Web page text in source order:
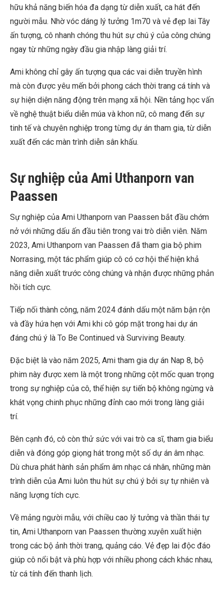
hữu khả năng biến hóa đa dạng từ diễn xuất, ca hát đến
người mẫu. Nhờ vóc dáng lý tưởng 1m70 và vẻ đẹp lai Tây
ấn tượng, cô nhanh chóng thu hút sự chú ý của công chúng
ngay từ những ngày đầu gia nhập làng giải trí.
Ami không chỉ gây ấn tượng qua các vai diễn truyền hình
mà còn được yêu mến bởi phong cách thời trang cá tính và
sự hiện diện năng động trên mạng xã hội. Nền tảng học vấn
về nghệ thuật biểu diễn múa và khon nữ, cô mang đến sự
tinh tế và chuyên nghiệp trong từng dự án tham gia, từ diễn
xuất đến các màn trình diễn sân khấu.
Sự nghiệp của Ami Uthanporn van
Paassen
Sự nghiệp của Ami Uthanporn van Paassen bắt đầu chớm
nở với những dấu ấn đầu tiên trong vai trò diễn viên. Năm
2023, Ami Uthanporn van Paassen đã tham gia bộ phim
Norrasing, một tác phẩm giúp cô có cơ hội thể hiện khả
năng diễn xuất trước công chúng và nhận được những phản
hồi tích cực.
Tiếp nối thành công, năm 2024 đánh dấu một năm bận rộn
và đầy hứa hẹn với Ami khi cô góp mặt trong hai dự án
đáng chú ý là To Be Continued và Surviving Beauty.
Đặc biệt là vào năm 2025, Ami tham gia dự án Nap 8, bộ
phim này được xem là một trong những cột mốc quan trọng
trong sự nghiệp của cô, thể hiện sự tiến bộ không ngừng và
khát vọng chinh phục những đỉnh cao mới trong làng giải
trí.
Bên cạnh đó, cô còn thử sức với vai trò ca sĩ, tham gia biểu
diễn và đóng góp giọng hát trong một số dự án âm nhạc.
Dù chưa phát hành sản phẩm âm nhạc cá nhân, những màn
trình diễn của Ami luôn thu hút sự chú ý bởi sự tự nhiên và
năng lượng tích cực.
Về mảng người mẫu, với chiều cao lý tưởng và thần thái tự
tin, Ami Uthanporn van Paassen thường xuyên xuất hiện
trong các bộ ảnh thời trang, quảng cáo. Vẻ đẹp lai độc đáo
giúp cô nổi bật và phù hợp với nhiều phong cách khác nhau,
từ cá tính đến thanh lịch.